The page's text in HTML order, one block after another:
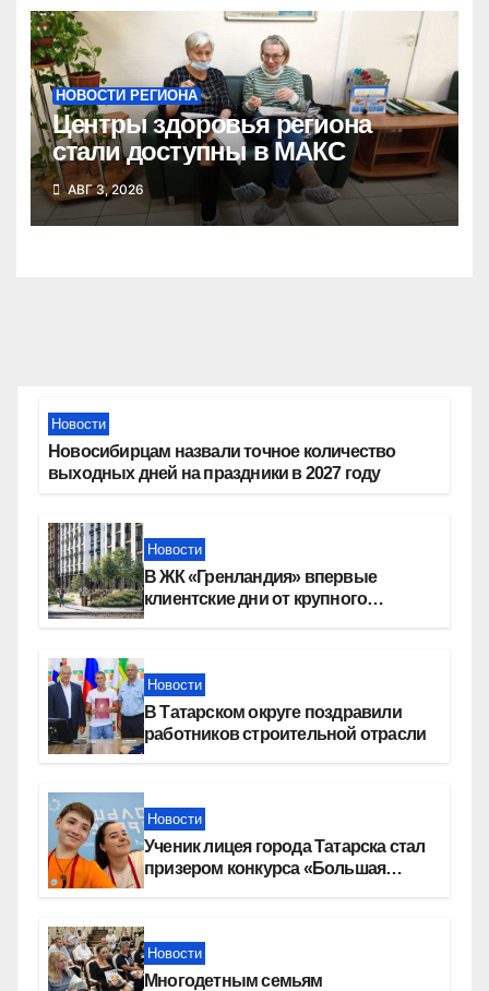
НОВОСТИ РЕГИОНА
Центры здоровья региона
стали доступны в МАКС
АВГ 3, 2026
Новости
Новосибирцам назвали точное количество
выходных дней на праздники в 2027 году
Новости
В ЖК «Гренландия» впервые
клиентские дни от крупного
Новости
В Татарском округе поздравили
работников строительной отрасли
Новости
Ученик лицея города Татарска стал
призером конкурса «Большая
Новости
Многодетным семьям